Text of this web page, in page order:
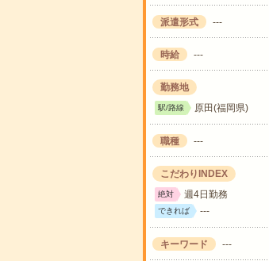
派遣形式 ---
時給 ---
勤務地
駅/路線 原田(福岡県)
職種 ---
こだわりINDEX
絶対 週4日勤務
できれば ---
キーワード ---